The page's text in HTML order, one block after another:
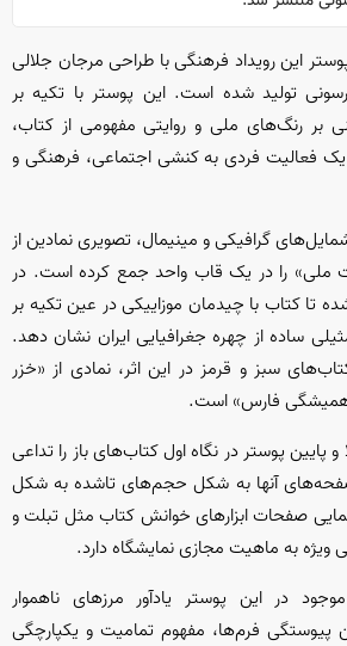
این رویداد فرهنگی با طراحی مرجان جلالی
تولید شده است. این پوستر با تکیه بر
بر رنگ‌های ملی و روایتی مفهومی از کتاب،
یک فعالیت فردی به کنشی اجتماعی، فرهنگی و
گرافیکی و مینیمال، تصویری نمادین از
ملی» را در یک قاب واحد جمع کرده است. در
تا کتاب با چیدمان موزاییکی در عین تکیه بر
ساده از چهره جغرافیایی ایران نشان دهد.
سبز و قرمز در این اثر، نمادی از «خزر
فارس» است.
پایین پوستر در نگاه اول کتاب‌های باز را تداعی
آنها به شکل حجم‌های تا‌شده به شکل
صفحات ابزار‌های خوانش کتاب مثل تبلت و
ویژه به ماهیت مجازی نمایشگاه دارد.
در این پوستر یادآور مرز‌های ناهموار
پیوستگی فرم‌ها، مفهوم تمامیت و یکپارچگی